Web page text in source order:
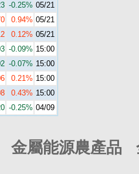
-0.25% 05/21
0.94% 05/21
0.12% 05/21
-0.09% 15:00
-0.07% 15:00
0.21% 15:00
0.43% 15:00
-0.25% 04/09
金屬能源農產品